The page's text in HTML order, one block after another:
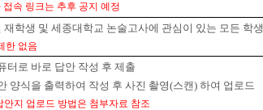
접속 링크는 추후 공지 예정
재학생 및 세종대학교 논술고사에 관심이 있는 모든 학생
한 없음
터로 바로 답안 작성 후 제출
양식을 출력하여 작성 후 사진 촬영(스캔) 하여 업로드
안지 업로드 방법은 첨부자료 참조